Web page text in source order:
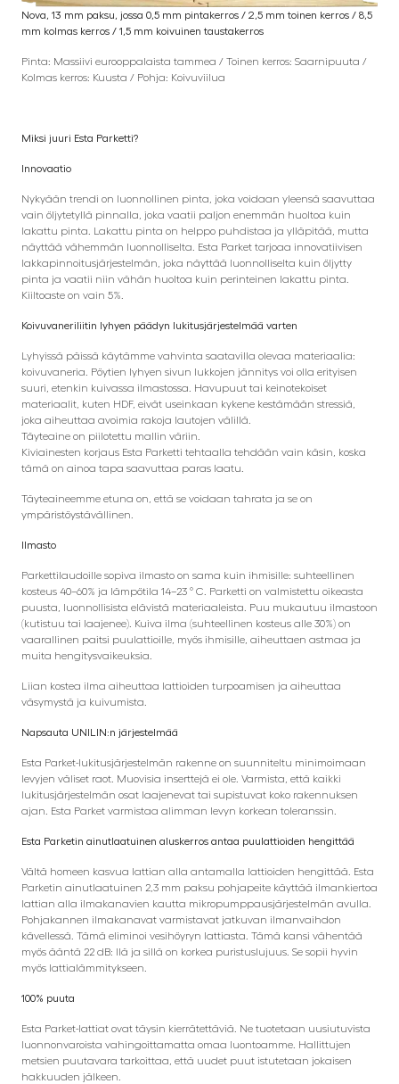
Nova, 13 mm paksu, jossa 0,5 mm pintakerros / 2,5 mm toinen kerros / 8,5
mm kolmas kerros / 1,5 mm koivuinen taustakerros
Pinta: Massiivi eurooppalaista tammea / Toinen kerros: Saarnipuuta /
Kolmas kerros: Kuusta / Pohja: Koivuviilua
Miksi juuri Esta Parketti?
Innovaatio
Nykyään trendi on luonnollinen pinta, joka voidaan yleensä saavuttaa
vain öljytetyllä pinnalla, joka vaatii paljon enemmän huoltoa kuin
lakattu pinta. Lakattu pinta on helppo puhdistaa ja ylläpitää, mutta
näyttää vähemmän luonnolliselta. Esta Parket tarjoaa innovatiivisen
lakkapinnoitusjärjestelmän, joka näyttää luonnolliselta kuin öljytty
pinta ja vaatii niin vähän huoltoa kuin perinteinen lakattu pinta.
Kiiltoaste on vain 5%.
Koivuvaneriliitin lyhyen päädyn lukitusjärjestelmää varten
Lyhyissä päissä käytämme vahvinta saatavilla olevaa materiaalia:
koivuvaneria. Pöytien lyhyen sivun lukkojen jännitys voi olla erityisen
suuri, etenkin kuivassa ilmastossa. Havupuut tai keinotekoiset
materiaalit, kuten HDF, eivät useinkaan kykene kestämään stressiä,
joka aiheuttaa avoimia rakoja lautojen välillä.
Täyteaine on piilotettu mallin väriin.
Kiviainesten korjaus Esta Parketti tehtaalla tehdään vain käsin, koska
tämä on ainoa tapa saavuttaa paras laatu.
Täyteaineemme etuna on, että se voidaan tahrata ja se on
ympäristöystävällinen.
Ilmasto
Parkettilaudoille sopiva ilmasto on sama kuin ihmisille: suhteellinen
kosteus 40–60% ja lämpötila 14–23 ° C. Parketti on valmistettu oikeasta
puusta, luonnollisista elävistä materiaaleista. Puu mukautuu ilmastoon
(kutistuu tai laajenee). Kuiva ilma (suhteellinen kosteus alle 30%) on
vaarallinen paitsi puulattioille, myös ihmisille, aiheuttaen astmaa ja
muita hengitysvaikeuksia.
Liian kostea ilma aiheuttaa lattioiden turpoamisen ja aiheuttaa
väsymystä ja kuivumista.
Napsauta UNILIN:n järjestelmää
Esta Parket-lukitusjärjestelmän rakenne on suunniteltu minimoimaan
levyjen väliset raot. Muovisia inserttejä ei ole. Varmista, että kaikki
lukitusjärjestelmän osat laajenevat tai supistuvat koko rakennuksen
ajan. Esta Parket varmistaa alimman levyn korkean toleranssin.
Esta Parketin ainutlaatuinen aluskerros antaa puulattioiden hengittää
Vältä homeen kasvua lattian alla antamalla lattioiden hengittää. Esta
Parketin ainutlaatuinen 2,3 mm paksu pohjapeite käyttää ilmankiertoa
lattian alla ilmakanavien kautta mikropumppausjärjestelmän avulla.
Pohjakannen ilmakanavat varmistavat jatkuvan ilmanvaihdon
kävellessä. Tämä eliminoi vesihöyryn lattiasta. Tämä kansi vähentää
myös ääntä 22 dB: llä ja sillä on korkea puristuslujuus. Se sopii hyvin
myös lattialämmitykseen.
100% puuta
Esta Parket-lattiat ovat täysin kierrätettäviä. Ne tuotetaan uusiutuvista
luonnonvaroista vahingoittamatta omaa luontoamme. Hallittujen
metsien puutavara tarkoittaa, että uudet puut istutetaan jokaisen
hakkuuden jälkeen.